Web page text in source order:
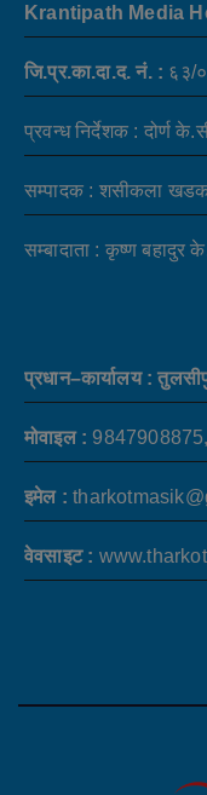
Krantipath Media
जि.प्र.का.दा.द. नं. : ६३/
प्रवन्ध निर्देशक : दोर्ण
सम्पादक : शसीकला
सम्बादाता : कृष्ण बहादुर
प्रधान–कार्यालय :
मोवाइल :
इमेल :
वेवसाइट :